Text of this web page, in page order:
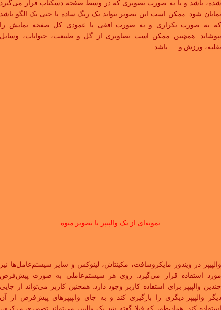
شده، باشد و یا به صورت تصویری که در وسط صفحه دسکتاپ قرار می‌گیرد
نمایان شود. ممکن است این تصویر بتواند یک رنگ ساده یا حتی یک الگو باشد
که به صورت تکراری و به صورت افقی یا عمودی کل صفحه نمایش را
بپوشاند. همچنین ممکن است تصاویری از گل و طبیعت، حیوانات، وسایل
نقلیه، ورزش و … باشد.
نمونه‌ای از یک والپیپر با تصویر میوه
والپیپر در ویندوز مایکروسافت، مکینتاش، لینوکس و سایر سیستم‌عامل‌ها نیز
مورد استفاده قرار می‌گیرد. روی هر سیستم‌عاملی به صورت پیش‌فرض
چندین والپیپر برای استفاده کاربر وجود دارد. همچنین کاربر می‌تواند از جایی
دیگر والپیپر دیگری را بارگیری کند و به جای والپیپرهای پیش‌فرض از آن
استفاده کند. همان‌طور که قبلا گفته شد یک والپیپر می‌تواند تصویری مرکزی،